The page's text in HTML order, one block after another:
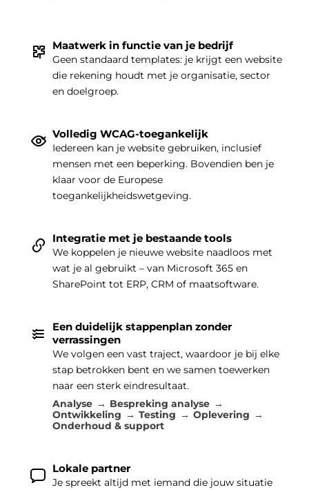
|
Maatwerk in functie van je bedrijf
Geen standaard templates: je krijgt een website
die rekening houdt met je organisatie, sector
en doelgroep.
Volledig WCAG-toegankelijk
Iedereen kan je website gebruiken, inclusief
mensen met een beperking. Bovendien ben je
klaar voor de Europese
toegankelijkheidswetgeving.
Integratie met je bestaande tools
We koppelen je nieuwe website naadloos met
wat je al gebruikt – van Microsoft 365 en
SharePoint tot ERP, CRM of maatsoftware.
Een duidelijk stappenplan zonder
verrassingen
We volgen een vast traject, waardoor je bij elke
stap betrokken bent en we samen toewerken
naar een sterk eindresultaat.
Analyse
Bespreking analyse
Ontwikkeling
Testing
Oplevering
Onderhoud & support
Lokale partner
Je spreekt altijd met iemand die jouw situatie